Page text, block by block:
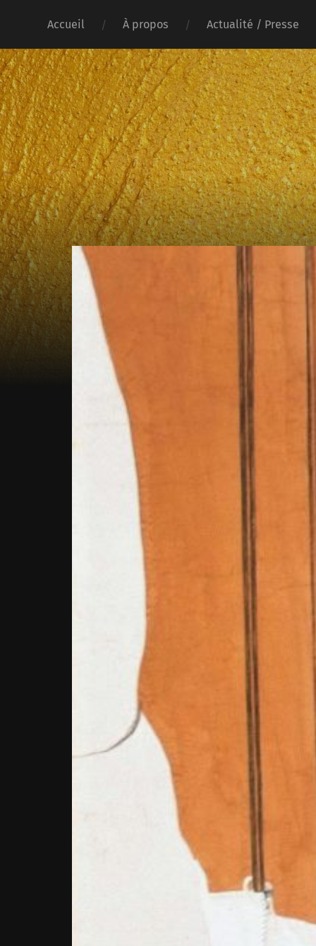
Accueil À propos Actualité / Presse